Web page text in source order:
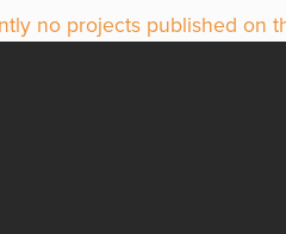
no projects published on